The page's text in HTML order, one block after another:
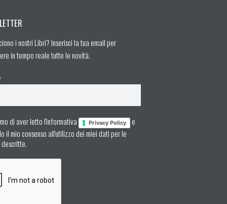
i nostri Libri? Inserisci la tua email per
in tempo reale tutte le novità.
di aver letto l'informativa Privacy Policy
e
il mio consenso all'utilizzo dei miei dati per le